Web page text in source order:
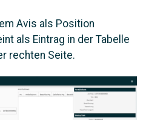
Avis als Position
als Eintrag in der Tabelle
rechten Seite.